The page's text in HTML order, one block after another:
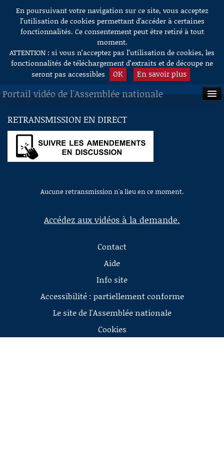
Aller au contenu
En poursuivant votre navigation sur ce site, vous acceptez
l’utilisation de cookies permettant d'accéder à certaines
fonctionnalités. Ce consentement peut être retiré à tout
moment.
ATTENTION : si vous n’acceptez pas l’utilisation de cookies, les
fonctionnalités de téléchargement d’extraits et de découpe ne
seront pas accessibles
OK En savoir plus
Portail vidéo de l'Assemblée nationale
ACCUEIL
EN DIRECT
À LA DEMANDE
AIDE À LA DÉCOUPE
RETRANSMISSION EN DIRECT
Aucune retransmission n'a lieu en ce moment.
Accédez aux vidéos à la demande.
Contact
Aide
Info site
Accessibilité : partiellement conforme
Le site de l'Assemblée nationale
Cookies